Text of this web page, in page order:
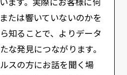
ます。実際にお客様に何
たは響いていないのかを
知ることで、よりデータ
な発見につながります。
スの方にお話を聞く場